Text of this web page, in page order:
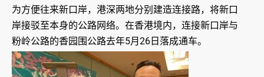
为方便往来新口岸，港深两地分别建造连接路，将新口
岸接驳至本身的公路网络。在香港境内，连接新口岸与
粉岭公路的香园围公路去年5月26日落成通车。